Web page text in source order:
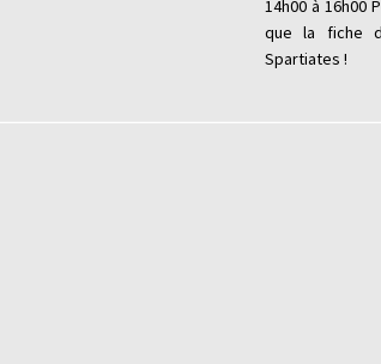
14h00 à 16h00
que la fiche
Spartiates !